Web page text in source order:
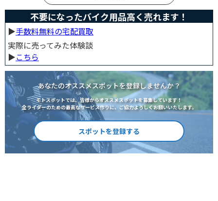
不要になったバイク用品高く売れます！
▶︎手数料無料の宅配買取
実際に売ってみた体験談
▶︎こちら
あなたのオススメスポットを登録しませんか？
モトスポットでは、皆様からオススメスポットを募集しています！
全ライダーのための最高なサービス作りに、ご協力よろしくお願いいたします。
スポットを登録する